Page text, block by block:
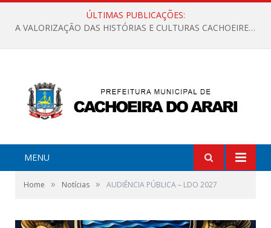
ÚLTIMAS PUBLICAÇÕES:
A VALORIZAÇÃO DAS HISTÓRIAS E CULTURAS CACHOEIRENSES
MENU
Home » Notícias » AUDIÊNCIA PÚBLICA – LDO 2027